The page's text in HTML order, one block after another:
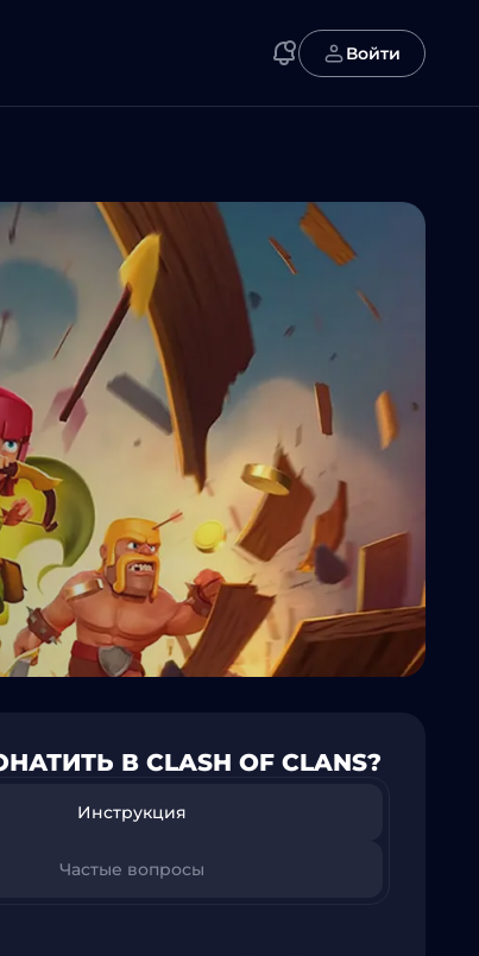
Войти
В CLASH OF CLANS?
Инструкция
Частые вопросы